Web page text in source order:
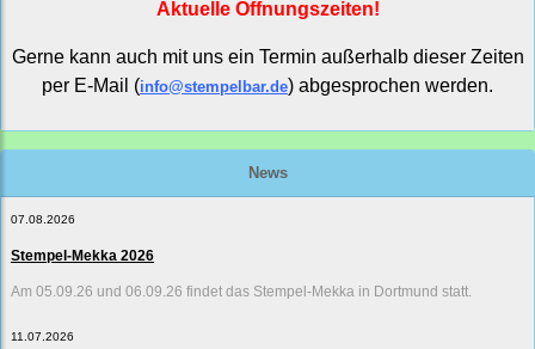
Aktuelle Öffnungszeiten!
Gerne kann auch mit uns ein Termin außerhalb dieser Zeiten
per E-Mail (info@stempelbar.de) abgesprochen werden.
News
07.08.2026
Stempel-Mekka 2026
Am 05.09.26 und 06.09.26 findet das Stempel-Mekka in Dortmund statt.
11.07.2026